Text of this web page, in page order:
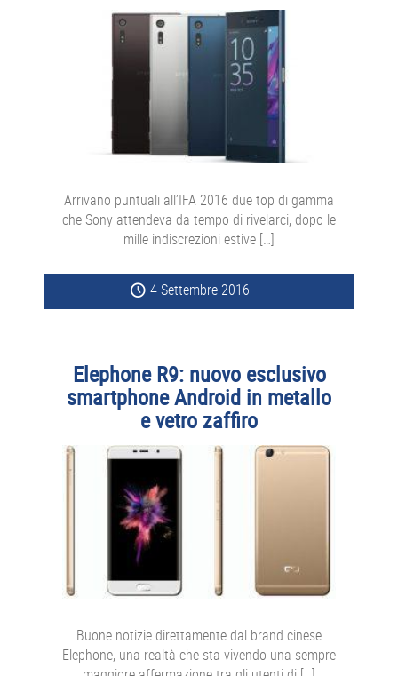
Arrivano puntuali all’IFA 2016 due top di gamma
che Sony attendeva da tempo di rivelarci, dopo le
mille indiscrezioni estive […]
4 Settembre 2016
Elephone R9: nuovo esclusivo
smartphone Android in metallo
e vetro zaffiro
Buone notizie direttamente dal brand cinese
Elephone, una realtà che sta vivendo una sempre